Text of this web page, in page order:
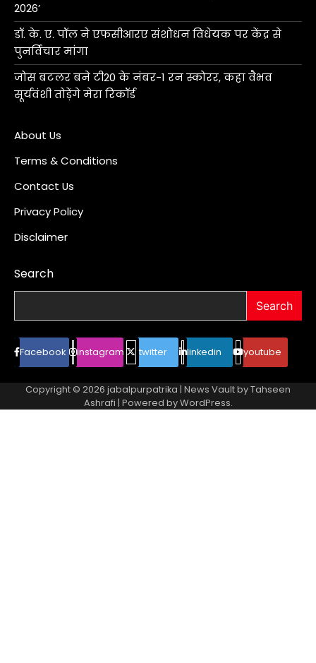
2026’
डॉ. के. ए. पॉल ने एफसीआरए संशोधन विधेयक पर केंद्र से
पुनर्विचार मांगा
जोस बटलर बने टी20 के नंबर-1 रन स्कोरर, कहा वैभव
सूर्यवंशी तोड़ेंगे मेरा रिकॉर्ड
About Us
Terms & Conditions
Contact Us
Privacy Policy
Disclaimer
Search
Search
Facebook instagram twitter linkedin youtube
Copyright © 2026 jabalpurpatrika | News Vault byTahseen
Ashrafi | Powered byWordPress.